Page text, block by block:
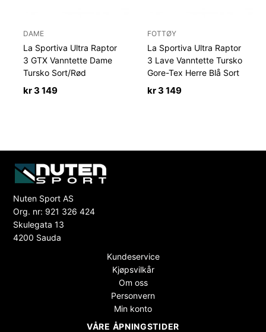
DAME
La Sportiva Ultra Raptor
3 GTX Vanntette Dame
Tursko Sort/Rød
kr3 149
FOTTØY
La Sportiva Ultra Raptor
3 Lave Vanntette Tursko
Gore-Tex Herre Blå Sort
kr3 149
Nuten Sport AS
Org. nr: 921 326 424
Skulegata 13
4200 Sauda
Kundeservice
Kjøpsvilkår
Om oss
Personvern
Min konto
VÅRE ÅPNINGSTIDER